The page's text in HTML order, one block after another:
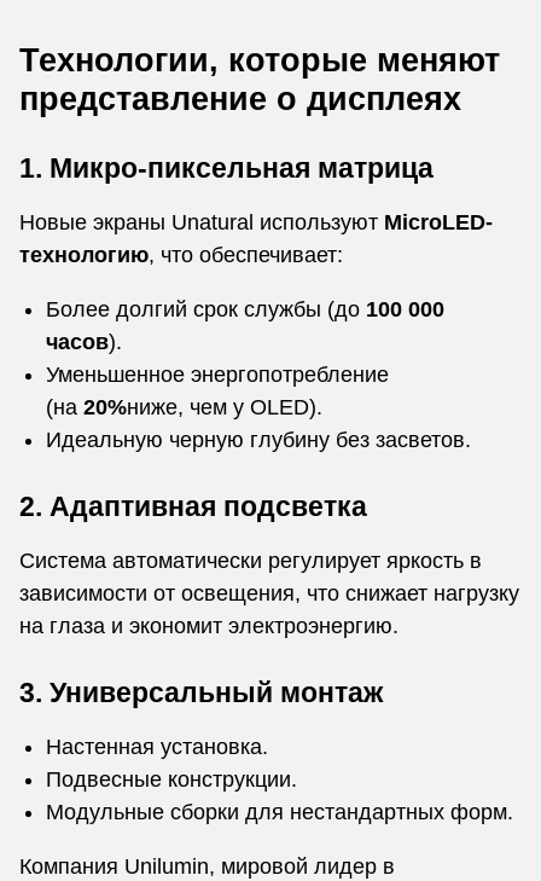
Технологии, которые меняют
представление о дисплеях
1. Микро-пиксельная матрица
Новые экраны Unatural используют MicroLED-
технологию, что обеспечивает:
Более долгий срок службы (до 100 000
часов).
Уменьшенное энергопотребление
(на 20%ниже, чем у OLED).
Идеальную черную глубину без засветов.
2. Адаптивная подсветка
Система автоматически регулирует яркость в
зависимости от освещения, что снижает нагрузку
на глаза и экономит электроэнергию.
3. Универсальный монтаж
Настенная установка.
Подвесные конструкции.
Модульные сборки для нестандартных форм.
Компания Unilumin, мировой лидер в